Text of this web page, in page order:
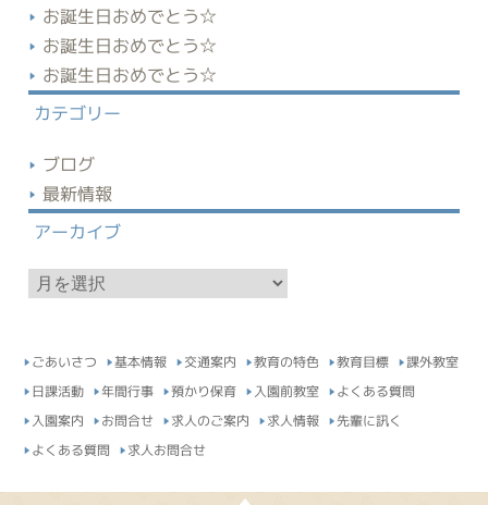
お誕生日おめでとう☆
お誕生日おめでとう☆
お誕生日おめでとう☆
カテゴリー
ブログ
最新情報
アーカイブ
ア
ー
ブ
ごあいさつ 基本情報 交通案内 教育の特色 教育目標 課外教室
日課活動 年間行事 預かり保育 入園前教室 よくある質問
入園案内 お問合せ 求人のご案内 求人情報 先輩に訊く
よくある質問 求人お問合せ